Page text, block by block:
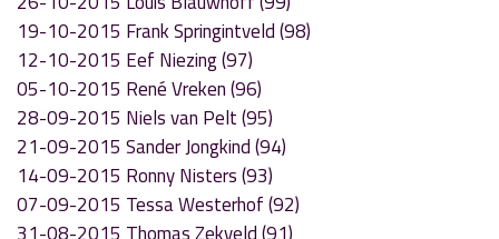
19-10-2015 Frank Springintveld (98)
12-10-2015 Eef Niezing (97)
05-10-2015 René Vreken (96)
28-09-2015 Niels van Pelt (95)
21-09-2015 Sander Jongkind (94)
14-09-2015 Ronny Nisters (93)
07-09-2015 Tessa Westerhof (92)